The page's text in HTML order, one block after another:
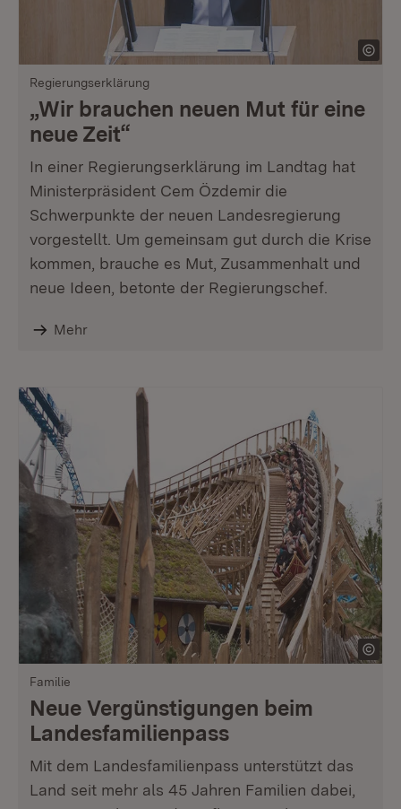
Regierungserklärung
„Wir brauchen neuen Mut für eine
neue Zeit“
In einer Regierungserklärung im Landtag hat
Ministerpräsident Cem Özdemir die
Schwerpunkte der neuen Landesregierung
vorgestellt. Um gemeinsam gut durch die Krise
kommen, brauche es Mut, Zusammenhalt und
neue Ideen, betonte der Regierungschef.
Mehr
Familie
Neue Vergünstigungen beim
Landesfamilienpass
Mit dem Landesfamilienpass unterstützt das
Land seit mehr als 45 Jahren Familien dabei,